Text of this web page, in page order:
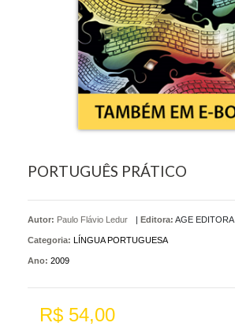
PORTUGUÊS PRÁTICO
Autor: Paulo Flávio Ledur | Editora: AGE EDITORA
Categoria: LÍNGUA PORTUGUESA
Ano: 2009
R$ 54,00